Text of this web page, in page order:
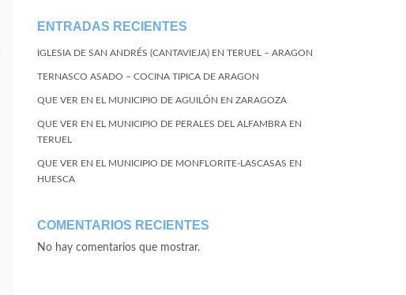
ENTRADAS RECIENTES
IGLESIA DE SAN ANDRÉS (CANTAVIEJA) EN TERUEL – ARAGON
TERNASCO ASADO – COCINA TIPICA DE ARAGON
QUE VER EN EL MUNICIPIO DE AGUILÓN EN ZARAGOZA
QUE VER EN EL MUNICIPIO DE PERALES DEL ALFAMBRA EN
TERUEL
QUE VER EN EL MUNICIPIO DE MONFLORITE-LASCASAS EN
HUESCA
COMENTARIOS RECIENTES
No hay comentarios que mostrar.